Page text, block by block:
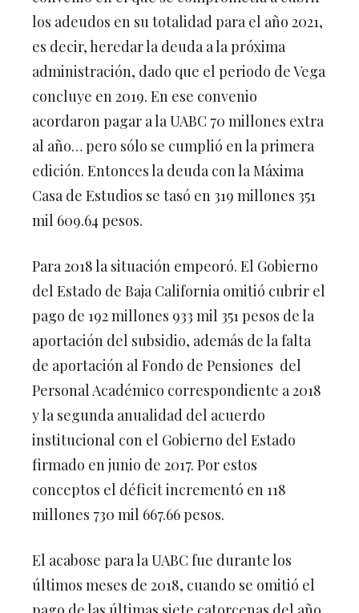
los adeudos en su totalidad para el año 2021,
es decir, heredar la deuda a la próxima
administración, dado que el periodo de Vega
concluye en 2019. En ese convenio
acordaron pagar a la UABC 70 millones extra
al año… pero sólo se cumplió en la primera
edición. Entonces la deuda con la Máxima
Casa de Estudios se tasó en 319 millones 351
mil 609.64 pesos.
Para 2018 la situación empeoró. El Gobierno
del Estado de Baja California omitió cubrir el
pago de 192 millones 933 mil 351 pesos de la
aportación del subsidio, además de la falta
de aportación al Fondo de Pensiones del
Personal Académico correspondiente a 2018
y la segunda anualidad del acuerdo
institucional con el Gobierno del Estado
firmado en junio de 2017. Por estos
conceptos el déficit incrementó en 118
millones 730 mil 667.66 pesos.
El acabose para la UABC fue durante los
últimos meses de 2018, cuando se omitió el
pago de las últimas siete catorcenas del año,